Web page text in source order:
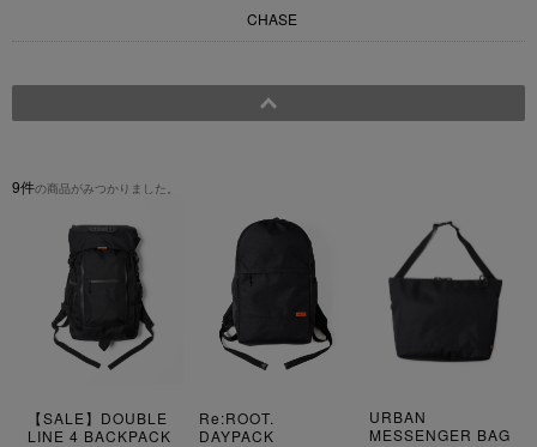
CHASE
9件の商品がみつかりました。
【SALE】DOUBLE
LINE 4 BACKPACK
Re:ROOT.
DAYPACK
URBAN
MESSENGER BAG